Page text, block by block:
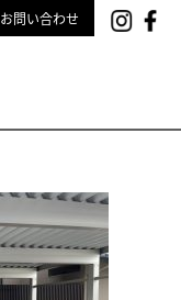
お問い合わせ